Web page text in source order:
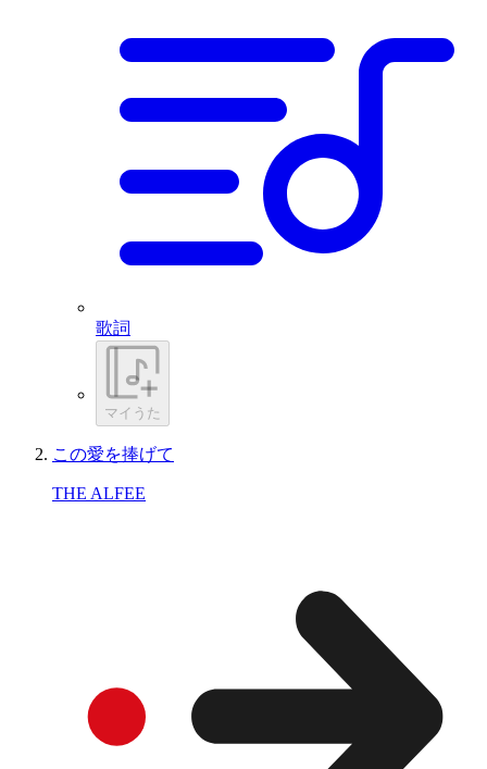
歌詞
マイうた
この愛を捧げて
THE ALFEE